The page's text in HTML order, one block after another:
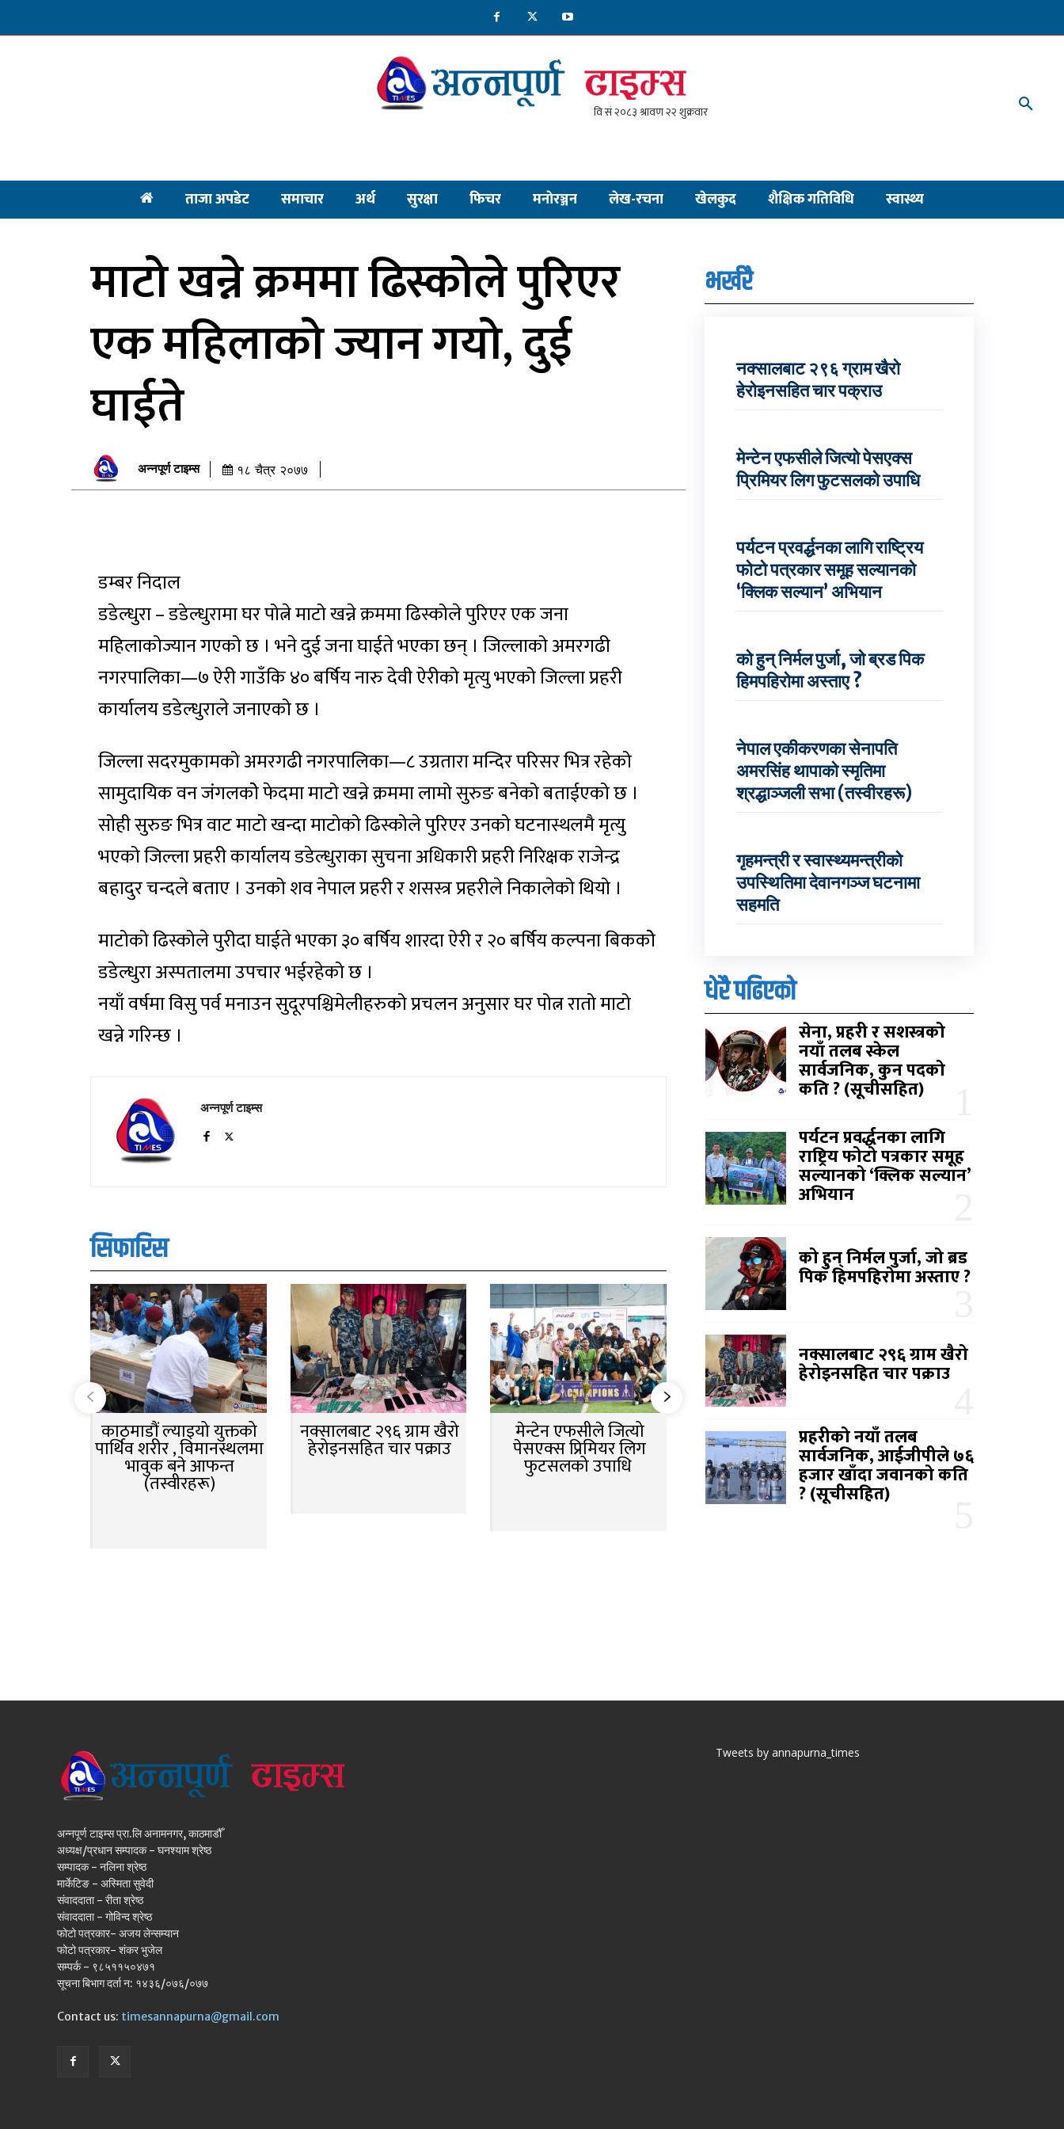
ताजा अपडेट समाचार अर्थ सुरक्षा फिचर मनाेरञ्जन लेख-रचना खेलकुद शैक्षिक गतिविधि स्वास्थ्य
माटो खन्ने क्रममा ढिस्कोले पुरिएर
एक महिलाको ज्यान गयो, दुई
घाईते
अन्नपूर्ण टाइम्स १८ चैत्र २०७७
डम्बर निदाल
डडेल्धुरा – डडेल्धुरामा घर पोत्ने माटो खन्ने क्रममा ढिस्कोले पुरिएर एक जना
महिलाकोज्यान गएको छ । भने दुई जना घाईते भएका छन् । जिल्लाको अमरगढी
नगरपालिका—७ ऐरी गाउँकि ४० बर्षिय नारु देवी ऐरीको मृत्यु भएको जिल्ला प्रहरी
कार्यालय डडेल्धुराले जनाएको छ ।
जिल्ला सदरमुकामको अमरगढी नगरपालिका—८ उग्रतारा मन्दिर परिसर भित्र रहेको
सामुदायिक वन जंगलकोे फेदमा माटो खन्ने क्रममा लामो सुरुङ बनेको बताईएको छ ।
सोही सुरुङ भित्र वाट माटो खन्दा माटोको ढिस्कोले पुरिएर उनको घटनास्थलमै मृत्यु
भएको जिल्ला प्रहरी कार्यालय डडेल्धुराका सुचना अधिकारी प्रहरी निरिक्षक राजेन्द्र
बहादुर चन्दले बताए । उनको शव नेपाल प्रहरी र शसस्त्र प्रहरीले निकालेको थियो ।
माटोको ढिस्कोले पुरीदा घाईते भएका ३० बर्षिय शारदा ऐरी र २० बर्षिय कल्पना बिककोे
डडेल्धुरा अस्पतालमा उपचार भईरहेको छ ।
नयाँ वर्षमा विसु पर्व मनाउन सुदूरपश्चिमेलीहरुको प्रचलन अनुसार घर पोत्न रातो माटो
खन्ने गरिन्छ ।
अन्नपूर्ण टाइम्स
सिफारिस
काठमाडौं ल्याइयो युक्तको
पार्थिव शरीर , विमानस्थलमा
भावुक बने आफन्त
(तस्वीरहरू)
नक्सालबाट २९६ ग्राम खैरो
हेरोइनसहित चार पक्राउ
मेन्टेन एफसीले जित्यो
पेसएक्स प्रिमियर लिग
फुटसलको उपाधि
भर्खरै
नक्सालबाट २९६ ग्राम खैरो
हेरोइनसहित चार पक्राउ
मेन्टेन एफसीले जित्यो पेसएक्स
प्रिमियर लिग फुटसलको उपाधि
पर्यटन प्रवर्द्धनका लागि राष्ट्रिय
फोटो पत्रकार समूह सल्यानको
‘क्लिक सल्यान’ अभियान
को हुन् निर्मल पुर्जा, जो ब्रड पिक
हिमपहिरोमा अस्ताए ?
नेपाल एकीकरणका सेनापति
अमरसिंह थापाको स्मृतिमा
श्रद्धाञ्जली सभा (तस्वीरहरू)
गृहमन्त्री र स्वास्थ्यमन्त्रीको
उपस्थितिमा देवानगञ्ज घटनामा
सहमति
धेरै पढिएको
सेना, प्रहरी र सशस्त्रको
नयाँ तलब स्केल
सार्वजनिक, कुन पदको
कति ? (सूचीसहित)
पर्यटन प्रवर्द्धनका लागि
राष्ट्रिय फोटो पत्रकार समूह
सल्यानको ‘क्लिक सल्यान’
अभियान
को हुन् निर्मल पुर्जा, जो ब्रड
पिक हिमपहिरोमा अस्ताए ?
नक्सालबाट २९६ ग्राम खैरो
हेरोइनसहित चार पक्राउ
प्रहरीको नयाँ तलब
सार्वजनिक, आईजीपीले ७६
हजार खाँदा जवानको कति
? (सूचीसहित)
अन्नपूर्ण टाइम्स प्रा.लि अनामनगर, काठमाडौँ
अध्यक्ष/प्रधान सम्पादक - घनश्याम श्रेष्ठ
सम्पादक - नलिना श्रेष्ठ
मार्केटिङ - अस्मिता सुवेदी
संवाददाता - रीता श्रेष्ठ
संवाददाता - गोविन्द श्रेष्ठ
फोटो पत्रकार- अजय लेन्सम्यान
फोटो पत्रकार- शंकर भुजेल
सम्पर्क - ९८५११५०४७१
सूचना बिभाग दर्ता न: १४३६/०७६/०७७
Contact us: timesannapurna@gmail.com
Tweets by annapurna_times